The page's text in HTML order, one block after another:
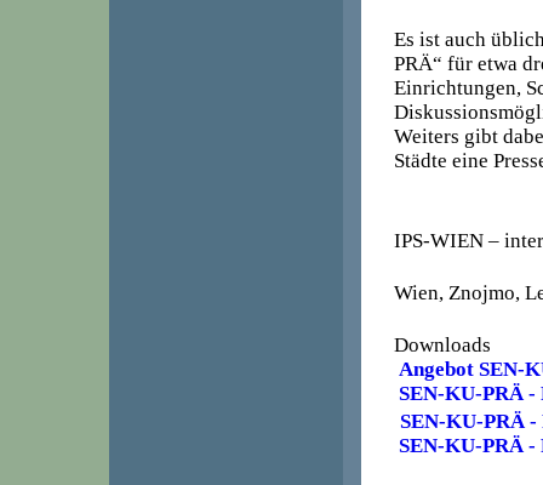
Es ist auch
PRÄ“ für etwa
Einrichtungen,
Weiters gibt
Städte eine
IPS-WIEN –
Wien, Znojmo,
Downloads
Angebot SEN-
SEN-KU-PRÄ -
SEN-KU-PRÄ -
SEN-KU-PRÄ -